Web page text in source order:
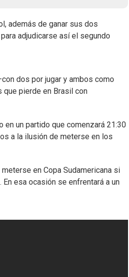
además de ganar sus dos
adjudicarse así el segundo
dos por jugar y ambos como
que pierde en Brasil con
en un partido que comenzará 21:30
a la ilusión de meterse en los
en Copa Sudamericana si
esa ocasión se enfrentará a un